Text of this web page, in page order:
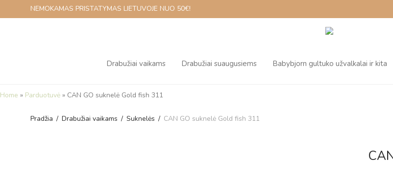
NEMOKAMAS PRISTATYMAS LIETUVOJE NUO 50€!
Drabužiai vaikams Drabužiai suaugusiems Babybjorn gultuko užvalkalai ir kita
Home » Parduotuvė » CAN GO suknelė Gold fish 311
Pradžia / Drabužiai vaikams / Suknelės / CAN GO suknelė Gold fish 311